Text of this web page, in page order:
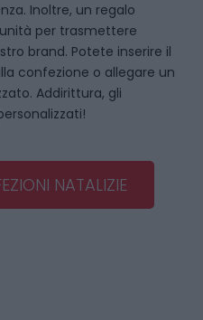
Inoltre, un regalo
per trasmettere
brand. Potete inserire il
confezione o allegare un
Addirittura, gli
NATALIZIE